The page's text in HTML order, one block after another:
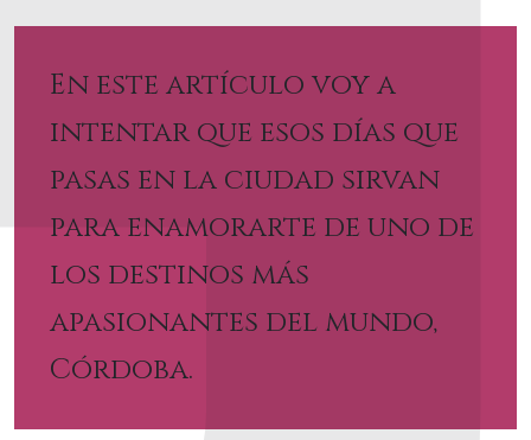
En este artículo voy a
intentar que esos días que
pasas en la ciudad sirvan
para enamorarte de uno de
los destinos más
apasionantes del mundo,
Córdoba.